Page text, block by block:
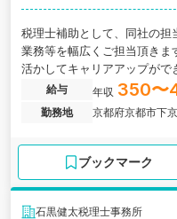
税理士補助として、同社の
業務等を幅広くご担当頂きま
活かしてキャリアアップがで
税理士法人の求人です。
給与 年収 350〜
勤務地
京都府京都市下
ブックマーク
石黒健太税理士事務所